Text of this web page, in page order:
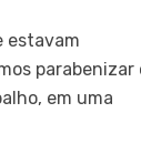
estavam
parabenizar
em uma